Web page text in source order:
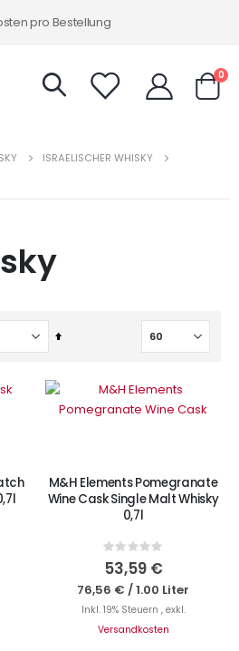
pro Bestellung
0
ISRAELISCHER WHISKY
In
IN DEN WARENKORB
M&H Elements Pomegranate
Wine Cask Single Malt Whisky
0,7l
Rating:
0%
53,59 €
76,56 € /1.00 Liter
Inkl. 19% Steuern , exkl.
Versandkosten